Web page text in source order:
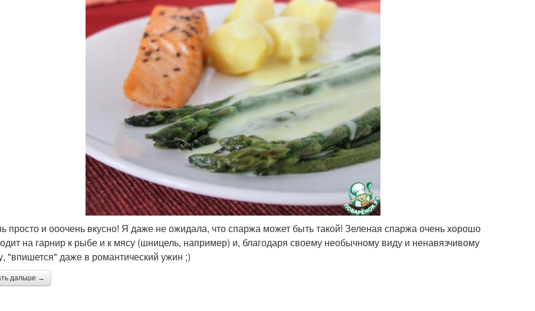
просто и ооочень вкусно! Я даже не ожидала, что спаржа может быть такой! Зеленая спаржа очень хорошо
на гарнир к рыбе и к мясу (шницель, например) и, благодаря своему необычному виду и ненавязчивому
"впишется" даже в романтический ужин ;)
дальше →